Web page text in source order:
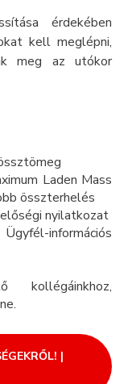
érdekében
kell meglépni,
meg az utókor
Laden Mass
összterhelés
nyilatkozat
információs
kollégáinkhoz,
|